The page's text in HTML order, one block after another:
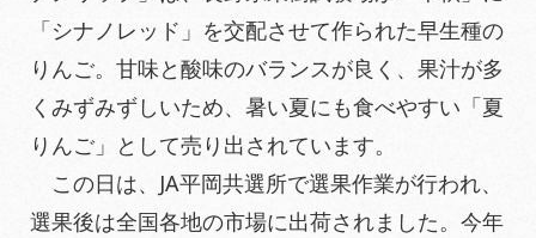
「シナノレッド」を交配させて作られた早生種の
りんご。甘味と酸味のバランスが良く、果汁が多
くみずみずしいため、暑い夏にも食べやすい「夏
りんご」として売り出されています。
この日は、JA平岡共選所で選果作業が行われ、
選果後は全国各地の市場に出荷されました。今年